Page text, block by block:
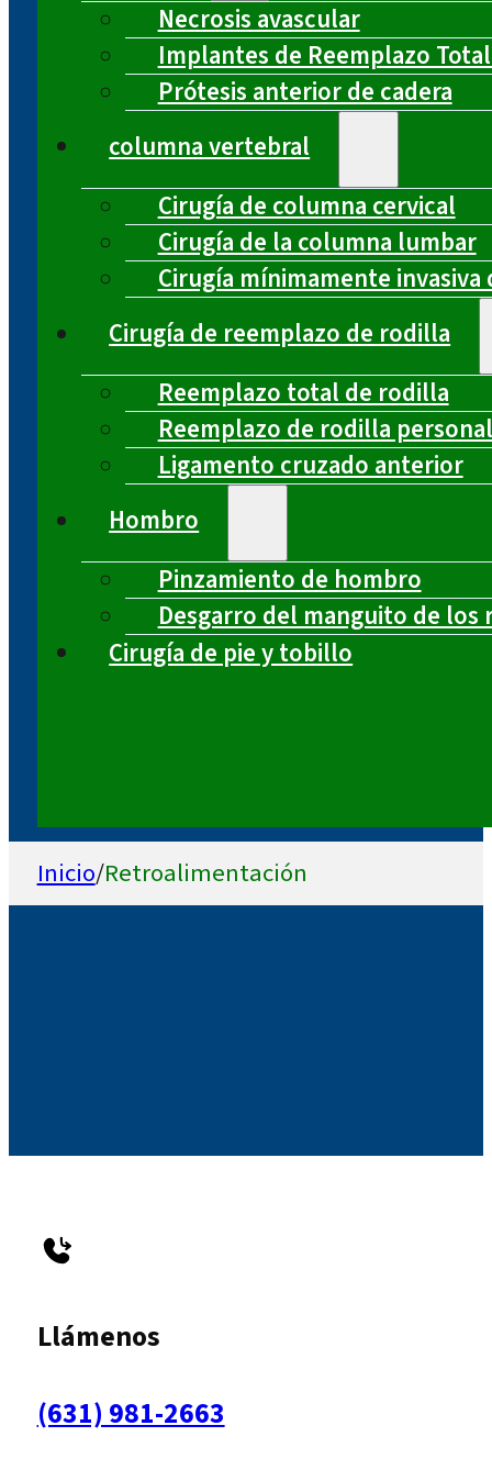
Necrosis avascular
Implantes de Reemplazo
Prótesis anterior de cadera
columna vertebral
Cirugía de columna cervical
Cirugía de la columna lumbar
Cirugía mínimamente
Cirugía de reemplazo de rodilla
Reemplazo total de rodilla
Reemplazo de rodilla
Ligamento cruzado anterior
Hombro
Pinzamiento de hombro
Desgarro del manguito de los
Cirugía de pie y tobillo
Inicio/Retroalimentación
Llámenos
(631) 981-2663